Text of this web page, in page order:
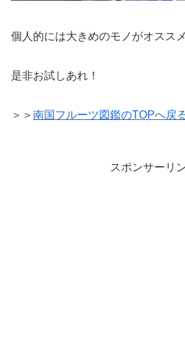
個人的には大きめのモノがオスス
是非お試しあれ！
＞＞ 南国フルーツ図鑑のTOPへ戻
スポンサーリ